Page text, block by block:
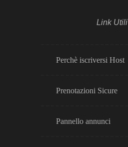
Link Utili
Perchè iscriversi Host
Prenotazioni Sicure
Pannello annunci